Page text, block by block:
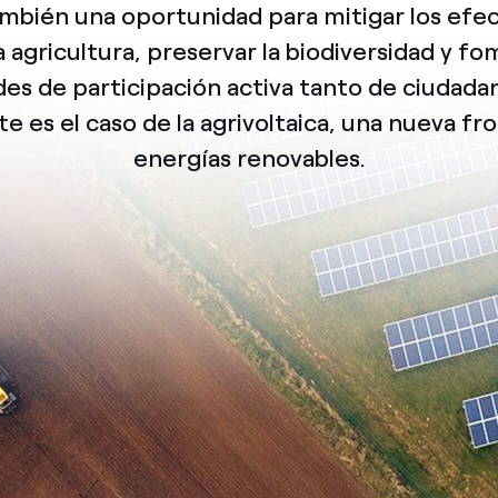
las ONG
infracción de nuestras
México
Norteamérica
una oportunidad para mitigar los
agricultura, preservar la biodiversidad y
de participación activa tanto de
es el caso de la agrivoltaica, una nueva
energías renovables.